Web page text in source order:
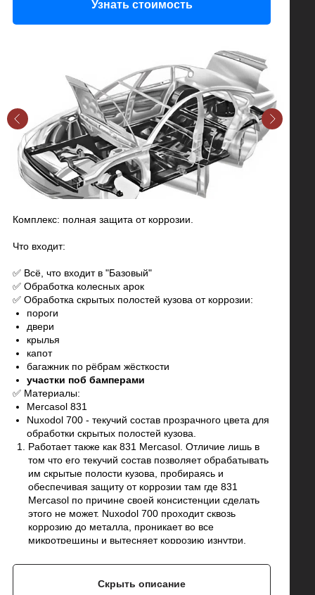
Узнать стоимость
Комплекс: полная защита от коррозии.
Что входит:
✅ Всё, что входит в "Базовый"
✅ Обработка колесных арок
✅ Обработка скрытых полостей кузова от коррозии:
пороги
двери
крылья
капот
багажник по рёбрам жёсткости
участки поб бамперами
✅ Материалы:
Mercasol 831
Nuxodol 700 - текучий состав прозрачного цвета для
обработки скрытых полостей кузова.
Работает также как 831 Mercasol. Отличие лишь в
том что его текучий состав позволяет обрабатывать
им скрытые полости кузова, пробираясь и
обеспечивая защиту от коррозии там где 831
Mercasol по причине своей консистенции сделать
этого не может. Nuxodol 700 проходит сквозь
коррозию до металла, проникает во все
микротрещины и вытесняет коррозию изнутри,
Если коррозии нет, то материал благодаря высокой
адгезии образует непроницаемую эластичную
Скрыть описание